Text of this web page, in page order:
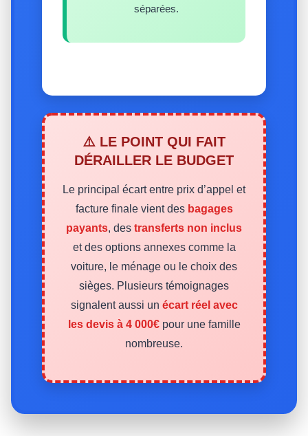
séparées.
⚠️ LE POINT QUI FAIT
DÉRAILLER LE BUDGET
Le principal écart entre prix d’appel et
facture finale vient des bagages
payants, des transferts non inclus
et des options annexes comme la
voiture, le ménage ou le choix des
sièges. Plusieurs témoignages
signalent aussi un écart réel avec
les devis à 4 000€pour une famille
nombreuse.